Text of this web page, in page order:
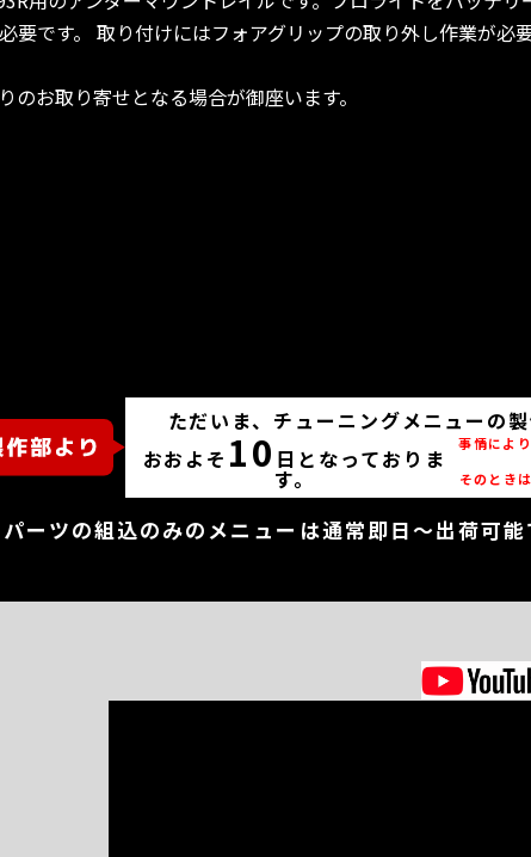
要です。 取り付けにはフォアグリップの取り外し作業が必要
お取り寄せとなる場合が御座います。
ただいま、チューニングメニューの
おおよそ 10 日となっておりま
す。
事情によ
そのとき
ーツの組込のみのメニューは通常即日～出荷可能